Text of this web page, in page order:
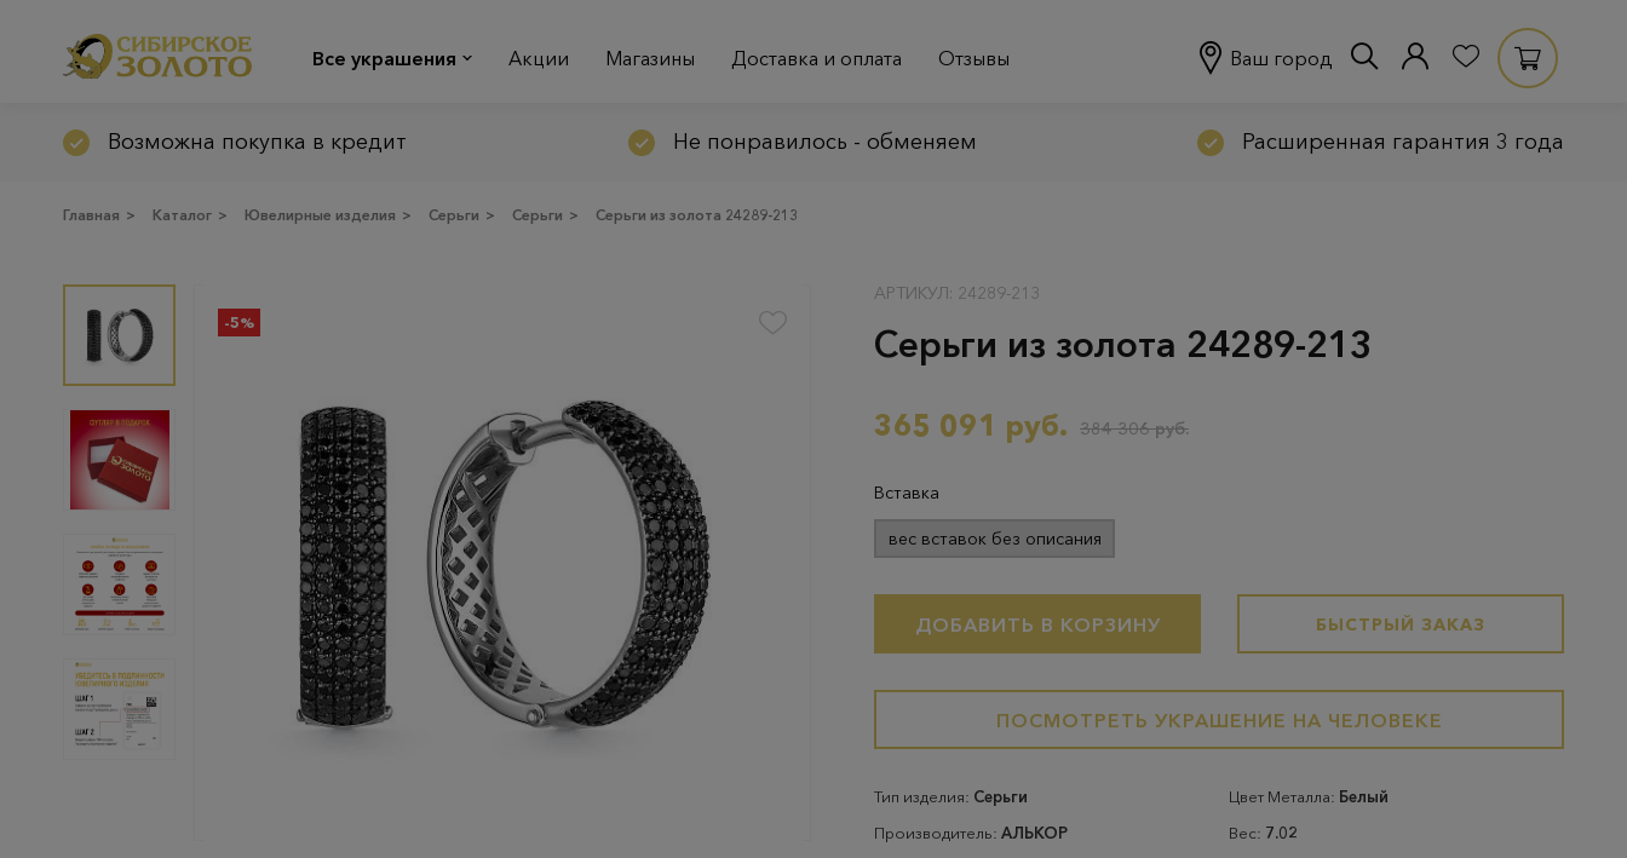
Все украшения Акции Магазины Доставка и оплата Отзывы Ваш город
Возможна покупка в кредит Не понравилось - обменяем Расширенная гарантия 3 года
Главная > Каталог > Ювелирные изделия > Серьги > Серьги > Серьги из золота 24289-213
-5%
АРТИКУЛ: 24289-213
Серьги из золота 24289-213
365 091 руб. 384 306 руб.
Вставка
вес вставок без описания
ДОБАВИТЬ В КОРЗИНУ БЫСТРЫЙ ЗАКАЗ
ПОСМОТРЕТЬ УКРАШЕНИЕ НА ЧЕЛОВЕКЕ
Тип изделия: Серьги
Производитель: АЛЬКОР
Цвет Металла: Белый
Вес: 7.02